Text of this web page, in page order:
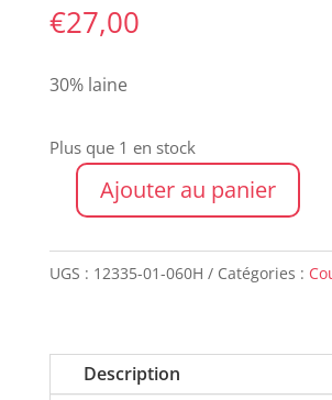
€27,00
30% laine
Plus que 1 en stock
quantité
Coussin
cimarron
Ajouter au panier
UGS : 12335-01-060H Catégories :
Description